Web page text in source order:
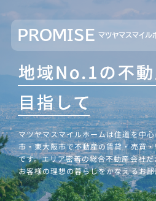
PROMISE マツヤマスマイ
マツヤマスマイルホームは住道を中
市・東大阪市で不動産の賃貸・売買
です。エリア密着の総合不動産会社
お客様の理想の暮らしをかなえるお